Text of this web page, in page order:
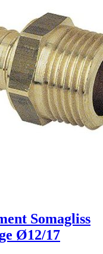
Somagliss
Ø12/17